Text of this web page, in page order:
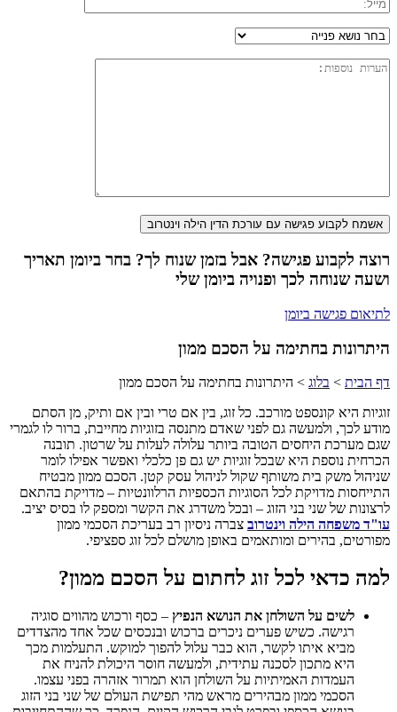
רוצה לקבוע פגישה? אבל בזמן שנוח לך? בחר ביומן תאריך
ושעה שנוחה לכך ופנויה ביומן שלי
לתיאום פגישה ביומן
היתרונות בחתימה על הסכם ממון
דף הבית > בלוג > היתרונות בחתימה על הסכם ממון
זוגיות היא קונספט מורכב. כל זוג, בין אם טרי ובין אם ותיק, מן הסתם
מודע לכך, ולמעשה גם לפני שאדם מתנסה בזוגיות מחייבת, ברור לו לגמרי
שגם מערכת היחסים הטובה ביותר עלולה לעלות על שרטון. תובנה
הכרחית נוספת היא שבכל זוגיות יש גם פן כלכלי ואפשר אפילו לומר
שניהול משק בית משותף שקול לניהול עסק קטן. הסכם ממון מבטיח
התייחסות מדויקת לכל הסוגיות הכספיות הרלוונטיות – מדויקת בהתאם
לרצונות של שני בני הזוג – ובכל משדרג את הקשר ומספק לו בסיס יציב.
עו"ד משפחה הילה וינטרוב צברה ניסיון רב בעריכת הסכמי ממון
מפורטים, בהירים ומותאמים באופן מושלם לכל זוג ספציפי.
למה כדאי לכל זוג לחתום על הסכם ממון?
לשים על השולחן את הנושא הנפיץ – כסף ורכוש מהווים סוגיה
רגישה. כשיש פערים ניכרים ברכוש ובנכסים שכל אחד מהצדדים
מביא איתו לקשר, הוא כבר עלול להפוך למוקש. התעלמות מכך
היא מתכון לסכנה עתידית, ולמעשה חוסר היכולת להניח את
העמדות האמיתיות על השולחן הוא תמרור אזהרה בפני עצמו.
הסכמי ממון מבהירים מראש מהי תפישת העולם של שני בני הזוג